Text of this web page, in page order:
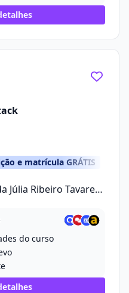
e matrícula GRÁTIS
Júlia Ribeiro Tavares,
do curso